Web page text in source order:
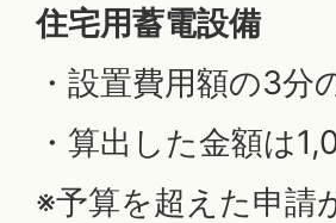
住宅用蓄電設備
・設置費用額の3
・算出した金額は
※予算を超えた申請